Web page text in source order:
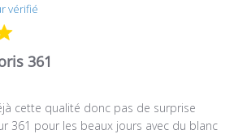
vérifié
361
cette qualité donc pas de surprise
361 pour les beaux jours avec du blanc